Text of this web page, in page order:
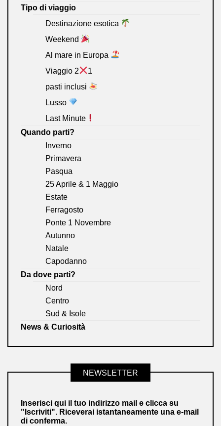
Tipo di viaggio
Destinazione esotica
Weekend
Al mare in Europa
Viaggio 2
1
pasti inclusi
Lusso
Last Minute
Quando parti?
Inverno
Primavera
Pasqua
25 Aprile & 1 Maggio
Estate
Ferragosto
Ponte 1 Novembre
Autunno
Natale
Capodanno
Da dove parti?
Nord
Centro
Sud & Isole
News & Curiosità
NEWSLETTER
Inserisci qui il tuo indirizzo mail e clicca su
"Iscriviti". Riceverai istantaneamente una e-mail
di conferma.